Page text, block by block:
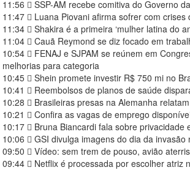
11:56
SSP-AM recebe comitiva do Governo
11:47
Luana Piovani afirma sofrer com
11:34
Shakira é a primeira ‘mulher latina do
11:04
Cauã Reymond se diz focado em
10:54
FENAJ e SJPAM se reúnem em
melhorias para categoria
10:45
Shein promete investir R$ 750 mi no
10:41
Reembolsos de planos de saúde
10:28
Brasileiras presas na Alemanha
10:21
Confira as vagas de emprego
10:17
Bruna Biancardi fala sobre
10:06
GSI divulga imagens do dia da invasão
09:50
Vídeo: sem trem de pouso, avião
09:44
Netflix é processada por escolher atriz